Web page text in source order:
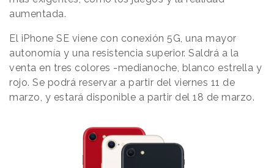
aumentada.
El iPhone SE viene con conexión 5G, una mayor
autonomía y una resistencia superior. Saldrá a la
venta en tres colores -medianoche, blanco estrella y
rojo. Se podrá reservar a partir del viernes 11 de
marzo, y estará disponible a partir del 18 de marzo.